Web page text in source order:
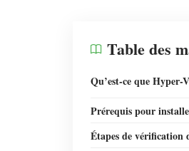
Table des
Qu’est-ce que
Prérequis pour
Étapes de vérification